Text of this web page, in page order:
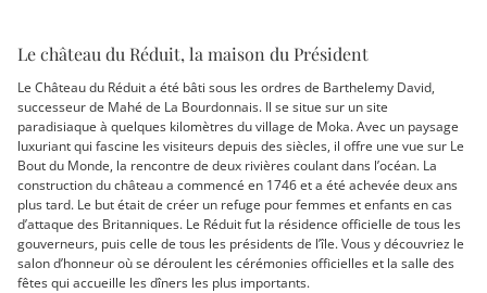
Le château du Réduit, la maison du Président
Le Château du Réduit a été bâti sous les ordres de Barthelemy David,
successeur de Mahé de La Bourdonnais. Il se situe sur un site
paradisiaque à quelques kilomètres du village de Moka. Avec un paysage
luxuriant qui fascine les visiteurs depuis des siècles, il offre une vue sur Le
Bout du Monde, la rencontre de deux rivières coulant dans l’océan. La
construction du château a commencé en 1746 et a été achevée deux ans
plus tard. Le but était de créer un refuge pour femmes et enfants en cas
d’attaque des Britanniques. Le Réduit fut la résidence officielle de tous les
gouverneurs, puis celle de tous les présidents de l’île. Vous y découvriez le
salon d’honneur où se déroulent les cérémonies officielles et la salle des
fêtes qui accueille les dîners les plus importants.